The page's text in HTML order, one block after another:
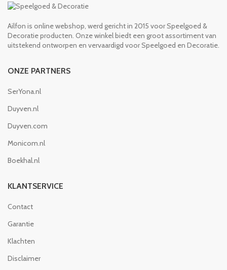
Ailfon is online webshop, werd gericht in 2015 voor Speelgoed &
Decoratie producten. Onze winkel biedt een groot assortiment van
uitstekend ontworpen en vervaardigd voor Speelgoed en Decoratie.
ONZE PARTNERS
SerYona.nl
Duyven.nl
Duyven.com
Monicom.nl
Boekhal.nl
KLANTSERVICE
Contact
Garantie
Klachten
Disclaimer